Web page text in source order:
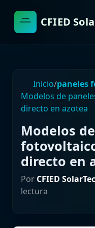
CFIED
Inicio/paneles
Modelos de
directo en azotea
Modelos
directo en
Por CFIED
lectura